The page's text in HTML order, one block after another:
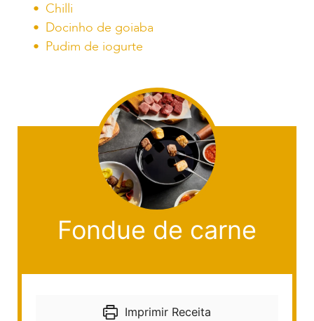
Chilli
Docinho de goiaba
Pudim de iogurte
Fondue de carne
Imprimir Receita